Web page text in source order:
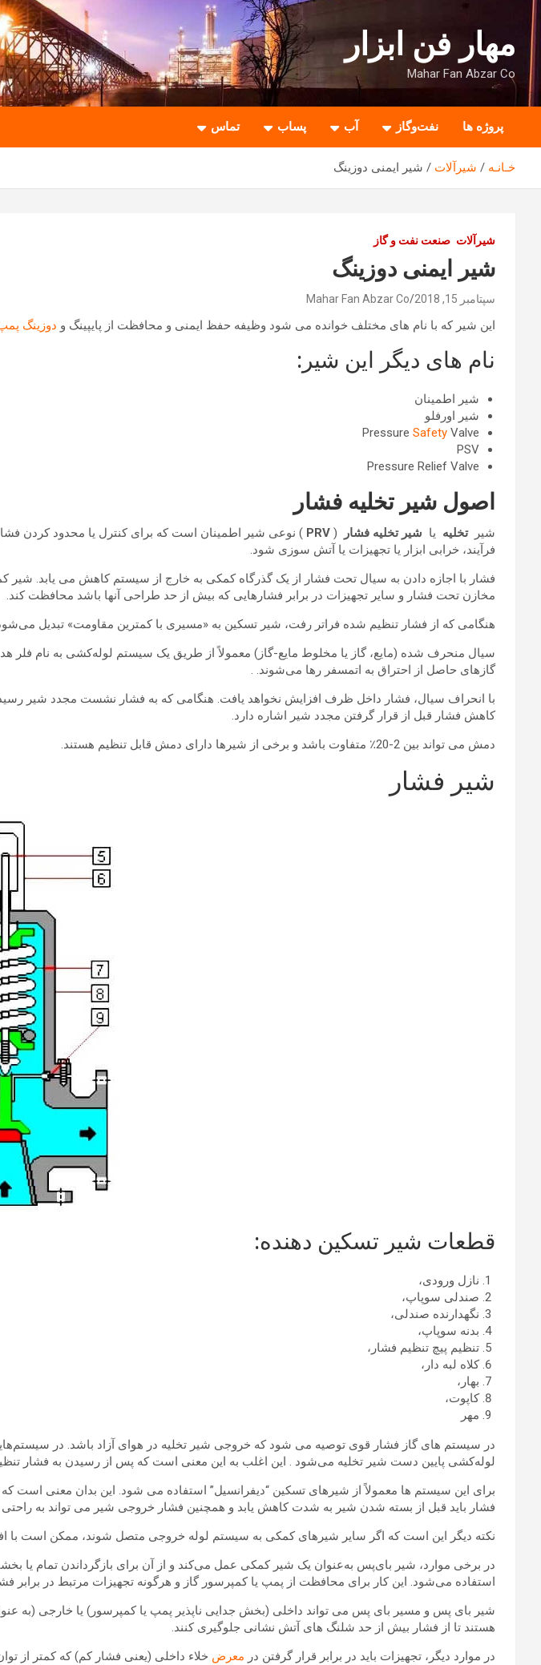
به
محتوا
بروید
مهار فن ابزار
Mahar Fan Abzar Co
پروژه ها نفت‌وگاز آب پساب تماس
خـانـه شیرآلات شیر ایمنی دوزینگ
شیرآلات صنعت نفت و گاز
شیر ایمنی دوزینگ
سپتامبر 15, 2018 Mahar Fan Abzar Co
این شیر که با نام های مختلف خوانده می شود وظیفه حفظ ایمنی و محافظت از پایپینگ و دوزینگ
نام های دیگر این شیر:
شیر اطمینان
شیر اورفلو
Pressure Safety Valve
PSV
Pressure Relief Valve
اصول شیر تخلیه فشار
شیرتخلیه یا شیر تخلیه فشار (
PRV ) نوعی شیر اطمینان است که برای کنترل یا محدود کردن
فرآیند، خرابی ابزار یا تجهیزات یا آتش سوزی شود.
فشار با اجازه دادن به سیال تحت فشار از یک گذرگاه کمکی به خارج از سیستم کاهش می یابد.
مخازن تحت فشار و سایر تجهیزات در برابر فشارهایی که بیش از حد طراحی آنها باشد محافظت کند.
هنگامی که از فشار تنظیم شده فراتر رفت، شیر تسکین به «مسیری با کمترین مقاومت» تبدیل
سیال منحرف شده (مایع، گاز یا مخلوط مایع-گاز) معمولاً از طریق یک سیستم لوله‌کشی به نام فلر
گازهای حاصل از احتراق به اتمسفر رها می‌شوند. .
با انحراف سیال، فشار داخل ظرف افزایش نخواهد یافت. هنگامی که به فشار نشست مجدد شیر
کاهش فشار قبل از قرار گرفتن مجدد شیر اشاره دارد.
دمش می تواند بین 2-20٪ متفاوت باشد و برخی از شیرها دارای دمش قابل تنظیم هستند.
شیر فشار
قطعات شیر ​​تسکین دهنده:
نازل ورودی،
صندلی سوپاپ،
نگهدارنده صندلی،
بدنه سوپاپ،
تنظیم پیچ تنظیم فشار،
کلاه لبه دار،
بهار،
کاپوت،
مهر
در سیستم های گاز فشار قوی توصیه می شود که خروجی شیر تخلیه در هوای آزاد باشد. در
لوله‌کشی پایین دست شیر ​​تخلیه می‌شود . این اغلب به این معنی است که پس از رسیدن به فشار
برای این سیستم ها معمولاً از شیرهای تسکین “دیفرانسیل” استفاده می شود. این بدان معنی است
فشار باید قبل از بسته شدن شیر به شدت کاهش یابد و همچنین فشار خروجی شیر می تواند به راحتی
نکته دیگر این است که اگر سایر شیرهای کمکی به سیستم لوله خروجی متصل شوند، ممکن است با
در برخی موارد، شیر بای‌پس به‌عنوان یک شیر کمکی عمل می‌کند و از آن برای بازگرداندن تمام یا
استفاده می‌شود. این کار برای محافظت از پمپ یا کمپرسور گاز و هرگونه تجهیزات مرتبط در برابر
شیر بای پس و مسیر بای پس می تواند داخلی (بخش جدایی ناپذیر پمپ یا کمپرسور) یا خارجی (به
هستند تا از فشار بیش از حد شلنگ های آتش نشانی جلوگیری کنند.
در موارد دیگر، تجهیزات باید در برابر قرار گرفتن در معرض خلاء داخلی (یعنی فشار کم) که کمتر از